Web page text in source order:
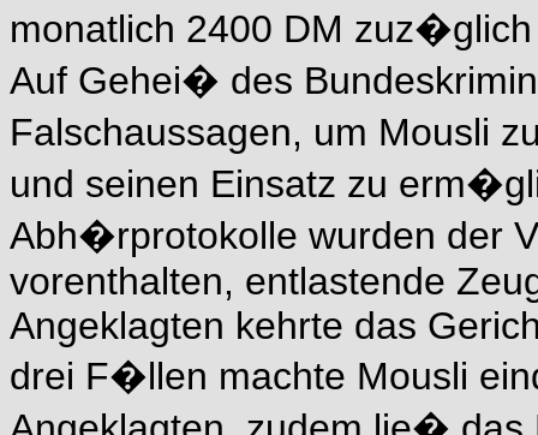
monatlich 2400 DM
Auf Gehei� des
Falschaussagen, um Mousli
und seinen Einsatz zu
Abh�rprotokolle wurden der
vorenthalten, entlastende
Angeklagten kehrte das
drei F�llen machte Mousli